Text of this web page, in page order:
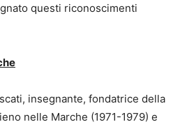
questi riconoscimenti
insegnante, fondatrice della
nelle Marche (1971-1979) e